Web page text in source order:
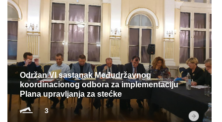
Održan VI sastanak Međudržavnog
koordinacionog odbora za implementaciju
Plana upravljanja za stećke
3